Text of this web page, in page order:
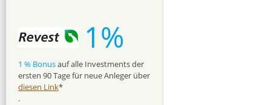
1%
1 % Bonusauf alle Investments der
ersten 90 Tage für neue Anleger über
diesen Link*
.